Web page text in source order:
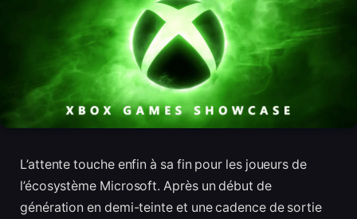
L’attente touche enfin à sa fin pour les joueurs de
l’écosystème Microsoft. Après un début de
génération en demi-teinte et une cadence de sortie